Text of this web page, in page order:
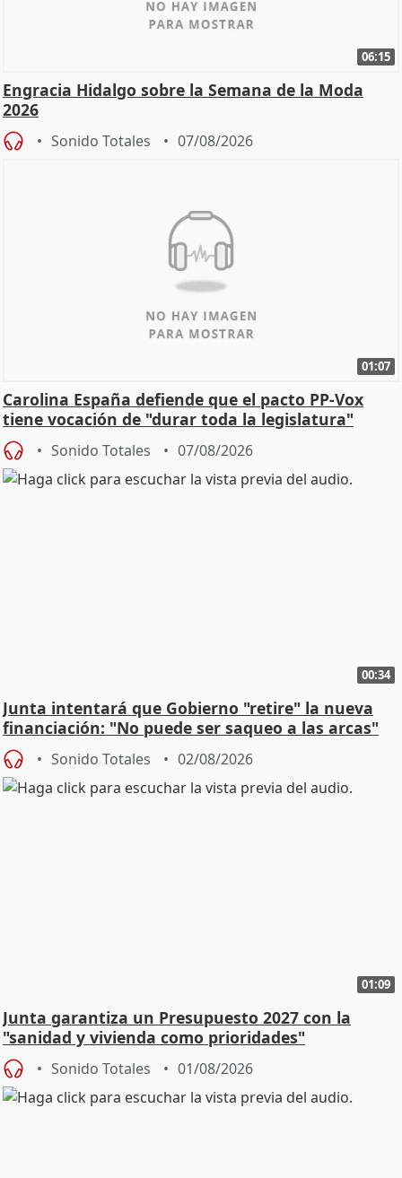
06:15
Engracia Hidalgo sobre la Semana de la Moda
2026
Sonido Totales 07/08/2026
01:07
Carolina España defiende que el pacto PP-Vox
tiene vocación de "durar toda la legislatura"
Sonido Totales 07/08/2026
00:34
Junta intentará que Gobierno "retire" la nueva
financiación: "No puede ser saqueo a las arcas"
Sonido Totales 02/08/2026
01:09
Junta garantiza un Presupuesto 2027 con la
"sanidad y vivienda como prioridades"
Sonido Totales 01/08/2026